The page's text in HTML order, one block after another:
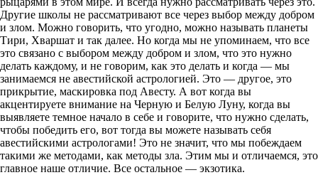
Другие школы не рассматривают все через выбор между добром
и злом. Можно говорить, что угодно, можно называть планеты
Тири, Хваршат и так далее. Но когда мы не упоминаем, что все
это связано с выбором между добром и злом, что это нужно
делать каждому, и не говорим, как это делать и когда — мы
занимаемся не авестийской астрологией. Это — другое, это
прикрытие, маскировка под Авесту. А вот когда вы
акцентируете внимание на Черную и Белую Луну, когда вы
выявляете темное начало в себе и говорите, что нужно сделать,
чтобы победить его, вот тогда вы можете называть себя
авестийскими астрологами! Это не значит, что мы побеждаем
такими же методами, как методы зла. Этим мы и отличаемся, это
главное наше отличие. Все остальное — экзотика.